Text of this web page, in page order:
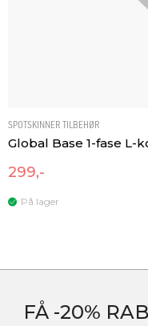
SPOTSKINNER TILBEHØR
Global Base 1-fase L-
299,-
På lager
FÅ -20%